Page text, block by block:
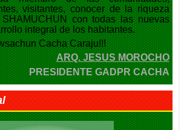
visitantes, conocer de la riqueza
con todas las nuevas
integral de los habitantes.
Cacha Caraju!!!
ARQ. JESUS MOROCHO
PRESIDENTE GADPR CACHA